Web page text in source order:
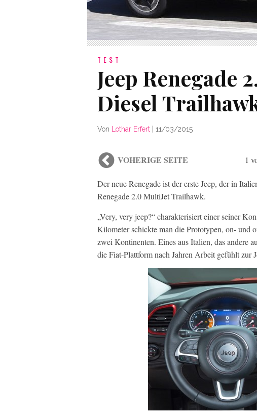
TEST
Jeep Renegade
Diesel
Von Lothar Erfert 11/03/2015
VOHERIGE SEITE 1
Der neue Renegade ist der erste Jeep, der in
Renegade 2.0 MultiJet Trailhawk.
„Very, very jeep?“ charakterisiert einer seiner
Kilometer schickte man die Prototypen, on- und
zwei Kontinenten. Eines aus Italien, das andere
die Fiat-Plattform nach Jahren Arbeit gefühlt zur